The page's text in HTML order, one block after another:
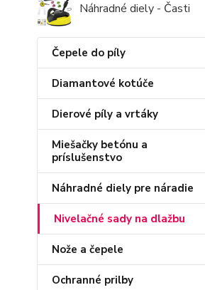
Náhradné diely - Časti
Čepele do píly
Diamantové kotúče
Dierové píly a vrtáky
Miešačky betónu a
príslušenstvo
Náhradné diely pre náradie
Nivelačné sady na dlažbu
Nože a čepele
Ochranné prilby